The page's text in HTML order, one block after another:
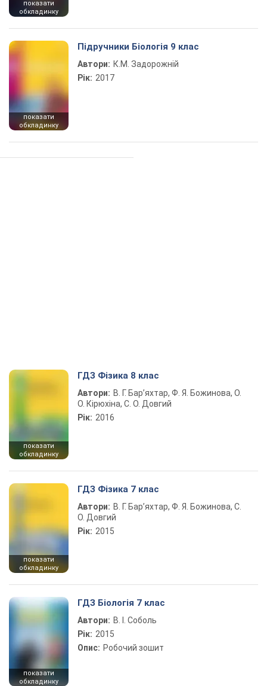
показати
обкладинку
показати
обкладинку
Підручники Біологія 9 клас
Автори: К.М. Задорожній
Рік: 2017
показати
обкладинку
ГДЗ Фізика 8 клас
Автори: В. Г. Бар’яхтар, Ф. Я. Божинова, О.
О. Кірюхіна, С. О. Довгий
Рік: 2016
показати
обкладинку
ГДЗ Фізика 7 клас
Автори: В. Г. Бар’яхтар, Ф. Я. Божинова, С.
О. Довгий
Рік: 2015
показати
обкладинку
ГДЗ Біологія 7 клас
Автори: В. І. Соболь
Рік: 2015
Опис: Робочий зошит